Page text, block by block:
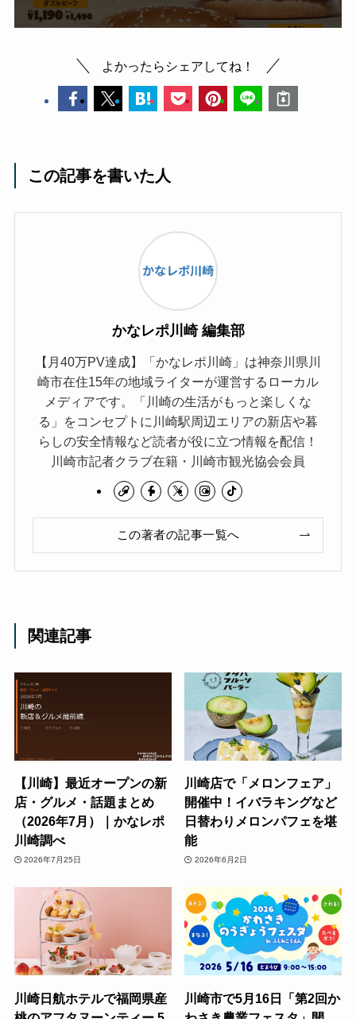
よかったらシェアしてね！
この記事を書いた人
かなレポ川崎 編集部
【月40万PV達成】「かなレポ川崎」は神奈川県川
崎市在住15年の地域ライターが運営するローカル
メディアです。「川崎の生活がもっと楽しくな
る」をコンセプトに川崎駅周辺エリアの新店や暮
らしの安全情報など読者が役に立つ情報を配信！
川崎市記者クラブ在籍・川崎市観光協会会員
この著者の記事一覧へ
関連記事
【川崎】最近オープンの新
店・グルメ・話題まとめ
（2026年7月）｜かなレポ
川崎調べ
2026年7月25日
川崎店で「メロンフェア」
開催中！イバラキングなど
日替わりメロンパフェを堪
能
2026年6月2日
川崎日航ホテルで福岡県産
川崎市で5月16日「第2回か